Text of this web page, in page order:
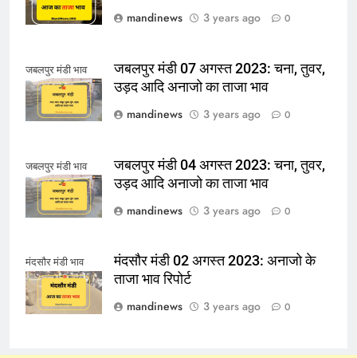
mandinews
3 years ago 0
जबलपुर मंडी भाव
जबलपुर मंडी 07 अगस्त 2023: चना, तुवर,
उड़द आदि अनाजो का ताजा भाव
mandinews
3 years ago 0
जबलपुर मंडी भाव
जबलपुर मंडी 04 अगस्त 2023: चना, तुवर,
उड़द आदि अनाजो का ताजा भाव
mandinews
3 years ago 0
मंदसौर मंडी भाव
मंदसौर मंडी 02 अगस्त 2023: अनाजो के
ताजा भाव रिपोर्ट
mandinews
3 years ago 0